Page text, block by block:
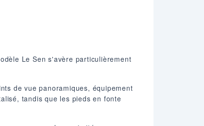
Le Sen s'avère particulièrement
de vue panoramiques, équipement
tandis que les pieds en fonte